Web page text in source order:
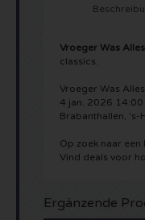
Vroeger Was
classics.
Vroeger Was
4 jan. 2026 14:00
Brabanthallen, 's-
Op zoek naar een
Vind deals voor
Ergänzende